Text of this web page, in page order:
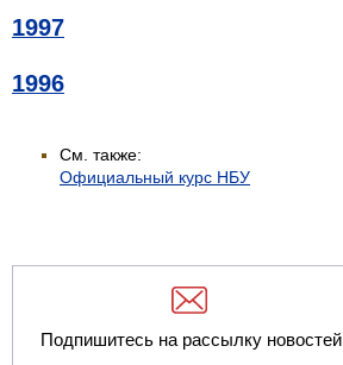
1997
1996
См. также:
Официальный курс НБУ
Подпишитесь на рассылку новостей